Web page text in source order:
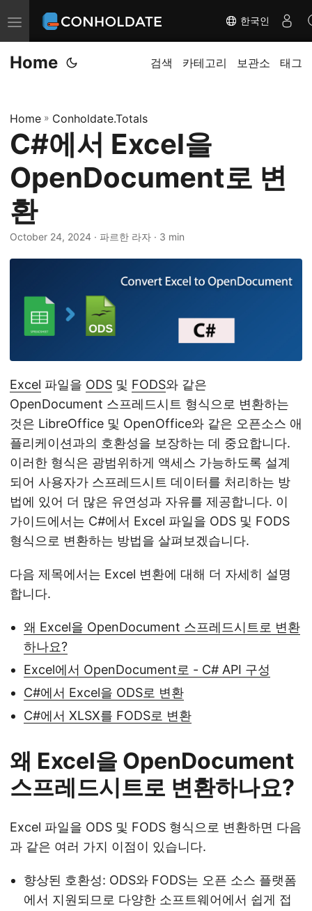
탐
색
전
한국인
Home 검색 카테고리 보관소 태그
Home » Conholdate.Totals
C#에서 Excel을
OpenDocument로 변
환
October 24, 2024 ‎ · 파르한 라자 · 3 min
Excel 파일을 ODS 및 FODS와 같은
OpenDocument 스프레드시트 형식으로 변환하는
것은 LibreOffice 및 OpenOffice와 같은 오픈소스 애
플리케이션과의 호환성을 보장하는 데 중요합니다.
이러한 형식은 광범위하게 액세스 가능하도록 설계
되어 사용자가 스프레드시트 데이터를 처리하는 방
법에 있어 더 많은 유연성과 자유를 제공합니다. 이
가이드에서는 C#에서 Excel 파일을 ODS 및 FODS
형식으로 변환하는 방법을 살펴보겠습니다.
다음 제목에서는 Excel 변환에 대해 더 자세히 설명
합니다.
왜 Excel을 OpenDocument 스프레드시트로 변환
하나요?
Excel에서 OpenDocument로 - C# API 구성
C#에서 Excel을 ODS로 변환
C#에서 XLSX를 FODS로 변환
왜 Excel을 OpenDocument
스프레드시트로 변환하나요?
Excel 파일을 ODS 및 FODS 형식으로 변환하면 다음
과 같은 여러 가지 이점이 있습니다.
향상된 호환성: ODS와 FODS는 오픈 소스 플랫폼
에서 지원되므로 다양한 소프트웨어에서 쉽게 접